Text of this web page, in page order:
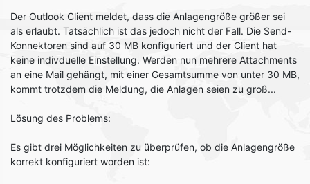
Der Outlook Client meldet, dass die Anlagengröße größer sei
als erlaubt. Tatsächlich ist das jedoch nicht der Fall. Die Send-
Konnektoren sind auf 30 MB konfiguriert und der Client hat
keine indivduelle Einstellung. Werden nun mehrere Attachments
an eine Mail gehängt, mit einer Gesamtsumme von unter 30 MB,
kommt trotzdem die Meldung, die Anlagen seien zu groß...
Lösung des Problems:
Es gibt drei Möglichkeiten zu überprüfen, ob die Anlagengröße
korrekt konfiguriert worden ist: